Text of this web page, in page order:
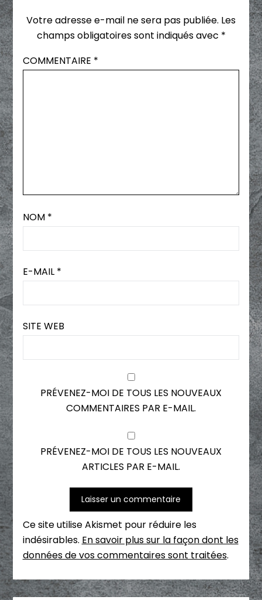
Votre adresse e-mail ne sera pas publiée. Les
champs obligatoires sont indiqués avec *
COMMENTAIRE *
NOM *
E-MAIL *
SITE WEB
PRÉVENEZ-MOI DE TOUS LES NOUVEAUX
COMMENTAIRES PAR E-MAIL.
PRÉVENEZ-MOI DE TOUS LES NOUVEAUX
ARTICLES PAR E-MAIL.
Ce site utilise Akismet pour réduire les
indésirables. En savoir plus sur la façon dont les
données de vos commentaires sont traitées.